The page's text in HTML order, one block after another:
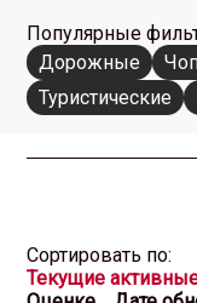
Популярные
Дорожные
Туристические
Cортировать по:
Текущие